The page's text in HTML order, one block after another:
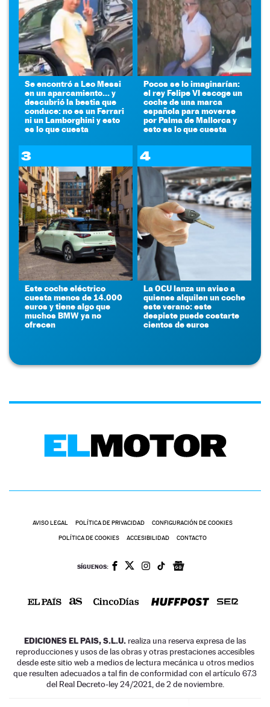
Se encontró a Leo Messi
en un aparcamiento... y
descubrió la bestia que
conduce: no es un Ferrari
ni un Lamborghini y esto
es lo que cuesta
Pocos se lo imaginarían:
el rey Felipe VI escoge un
coche de una marca
española para moverse
por Palma de Mallorca y
esto es lo que cuesta
3
Este coche eléctrico
cuesta menos de 14.000
euros y tiene algo que
muchos BMW ya no
ofrecen
4
La OCU lanza un aviso a
quienes alquilen un coche
este verano: este
despiste puede costarte
cientos de euros
AVISO LEGAL POLÍTICA DE PRIVACIDAD CONFIGURACIÓN DE COOKIES
POLÍTICA DE COOKIES ACCESIBILIDAD CONTACTO
SÍGUENOS:
EDICIONES EL PAIS, S.L.U. realiza una reserva expresa de las
reproducciones y usos de las obras y otras prestaciones accesibles
desde este sitio web a medios de lectura mecánica u otros medios
que resulten adecuados a tal fin de conformidad con el artículo 67.3
del Real Decreto-ley 24/2021, de 2 de noviembre.